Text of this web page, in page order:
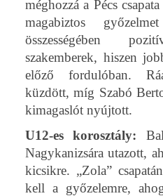
méghozzá a Pécs
magabiztos
összességében
szakemberek, hiszen
előző fordulóban.
küzdött, míg Szabó
kimagaslót nyújtott.
U12-es korosztály:
Nagykanizsára utazott,
kicsikre. „Zola”
kell a győzelemre,